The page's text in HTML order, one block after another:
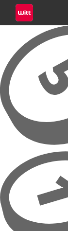
Přeskočit na